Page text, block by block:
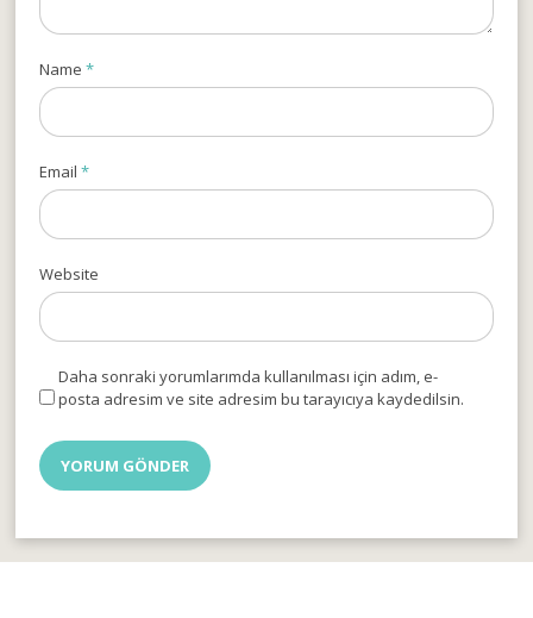
Name*
Email*
Website
Daha sonraki yorumlarımda kullanılması için adım, e-
posta adresim ve site adresim bu tarayıcıya kaydedilsin.